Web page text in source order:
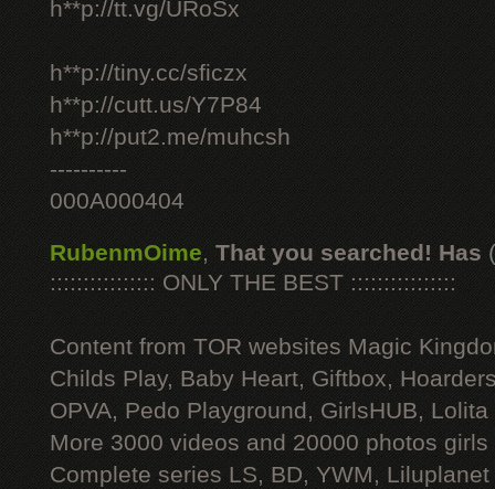
h**p://tt.vg/URoSx
h**p://tiny.cc/sficzx
h**p://cutt.us/Y7P84
h**p://put2.me/muhcsh
----------
000A000404
RubenmOime, That you searched! Has
:::::::::::::::: ONLY THE BEST ::::::::::::::::
Content from TOR websites Magic
Childs Play, Baby Heart, Giftbox,
OPVA, Pedo Playground, GirlsHUB, Lolita
More 3000 videos and 20000 photos
Complete series LS, BD, YWM, Liluplanet